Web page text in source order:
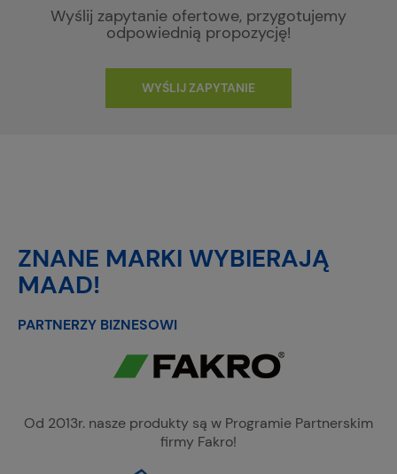
Wyślij zapytanie ofertowe, przygotujemy
odpowiednią propozycję!
WYŚLIJ ZAPYTANIE
ZNANE MARKI WYBIERAJĄ
MAAD!
PARTNERZY BIZNESOWI
Od 2013r. nasze produkty są w Programie Partnerskim
firmy Fakro!